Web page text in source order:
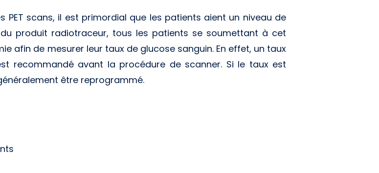
PET scans, il est primordial que les patients aient un niveau de
produit radiotraceur, tous les patients se soumettant à cet
afin de mesurer leur taux de glucose sanguin. En effet, un taux
recommandé avant la procédure de scanner. Si le taux est
être reprogrammé.